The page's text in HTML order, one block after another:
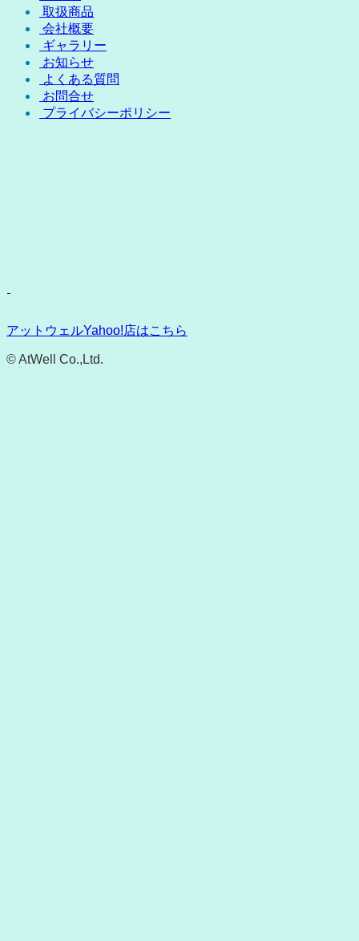
取扱商品
会社概要
ギャラリー
お知らせ
よくある質問
お問合せ
プライバシーポリシー
アットウェルYahoo!店はこちら
© AtWell Co.,Ltd.